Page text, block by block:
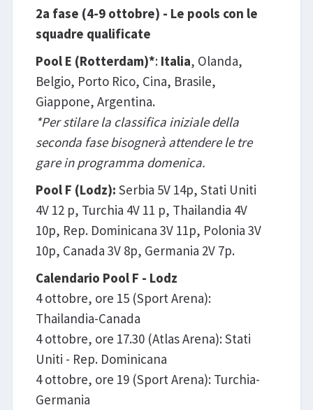
2a fase (4-9 ottobre) - Le pools con le
squadre qualificate
Pool E (Rotterdam)*: Italia, Olanda,
Belgio, Porto Rico, Cina, Brasile,
Giappone, Argentina.
*Per stilare la classifica iniziale della
seconda fase bisognerà attendere le tre
gare in programma domenica.
Pool F (Lodz): Serbia 5V 14p, Stati Uniti
4V 12 p, Turchia 4V 11 p, Thailandia 4V
10p, Rep. Dominicana 3V 11p, Polonia 3V
10p, Canada 3V 8p, Germania 2V 7p.
Calendario Pool F - Lodz
4 ottobre, ore 15 (Sport Arena):
Thailandia-Canada
4 ottobre, ore 17.30 (Atlas Arena): Stati
Uniti - Rep. Dominicana
4 ottobre, ore 19 (Sport Arena): Turchia-
Germania